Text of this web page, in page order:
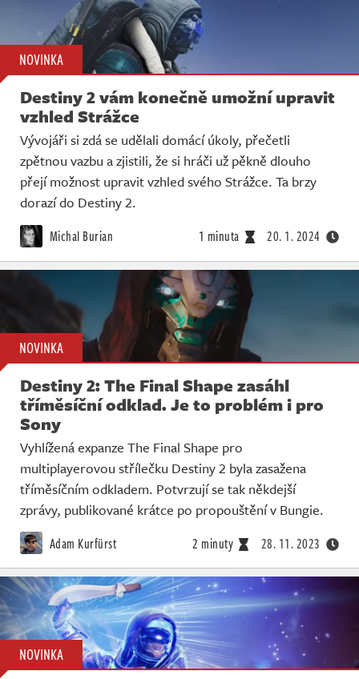
NOVINKA
Destiny 2 vám konečně umožní upravit
vzhled Strážce
Vývojáři si zdá se udělali domácí úkoly, přečetli
zpětnou vazbu a zjistili, že si hráči už pěkně dlouho
přejí možnost upravit vzhled svého Strážce. Ta brzy
dorazí do Destiny 2.
Michal Burian 1 minuta 20. 1. 2024
NOVINKA
Destiny 2: The Final Shape zasáhl
tříměsíční odklad. Je to problém i pro
Sony
Vyhlížená expanze The Final Shape pro
multiplayerovou střílečku Destiny 2 byla zasažena
tříměsíčním odkladem. Potvrzují se tak někdejší
zprávy, publikované krátce po propouštění v Bungie.
Adam Kurfürst 2 minuty 28. 11. 2023
NOVINKA